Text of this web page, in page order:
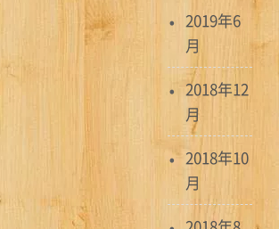
2019年6
月
2018年12
月
2018年10
月